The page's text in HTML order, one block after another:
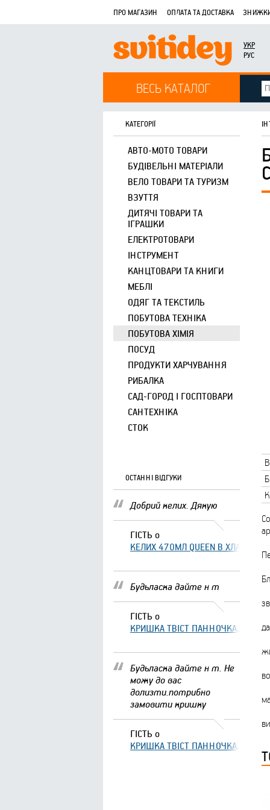
ПРО МАГАЗИН ОПЛАТА ТА ДОСТАВКА
УКР
РУС
ВЕСЬ КАТАЛОГ
КАТЕГОРІЇ
АВТО-МОТО ТОВАРИ
БУДІВЕЛЬНІ МАТЕРІАЛИ
ВЕЛО ТОВАРИ ТА ТУРИЗМ
ВЗУТТЯ
ДИТЯЧІ ТОВАРИ ТА
ІГРАШКИ
ЕЛЕКТРОТОВАРИ
ІНСТРУМЕНТ
КАНЦТОВАРИ ТА КНИГИ
МЕБЛІ
ОДЯГ ТА ТЕКСТИЛЬ
ПОБУТОВА ТЕХНІКА
ПОБУТОВА ХІМІЯ
ПОСУД
ПРОДУКТИ ХАРЧУВАННЯ
РИБАЛКА
САД-ГОРОД І ГОСПТОВАРИ
САНТЕХНІКА
СТОК
ОСТАННІ ВІДГУКИ
Добрий келих. Дякую
ГІСТЬ о
КЕЛИХ 470МЛ QUEEN В ХЛАМІНГО
Будьласка дайте н т
ГІСТЬ о
КРИШКА ТВІСТ ПАННОЧКА, ЩО
Будьласка дайте н т. Не
можу до вас
долизти.потрибно
замовити кришку
ГІСТЬ о
КРИШКА ТВІСТ ПАННОЧКА, ЩО